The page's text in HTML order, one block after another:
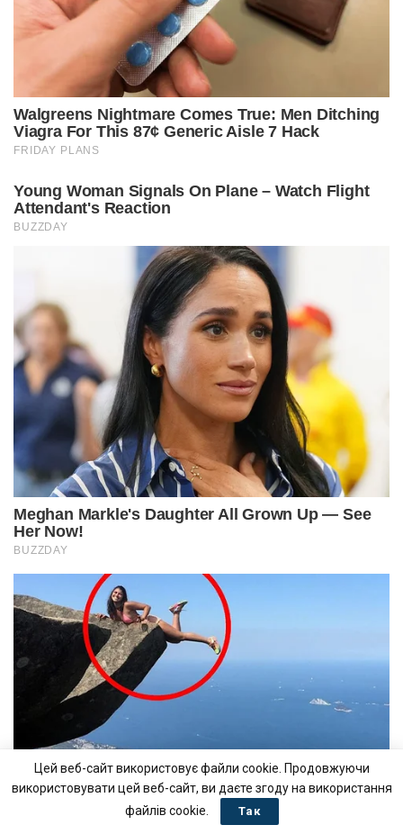
Цей веб-сайт використовує файли cookie. Продовжуючи
використовувати цей веб-сайт, ви даєте згоду на використання
файлів cookie.
Так